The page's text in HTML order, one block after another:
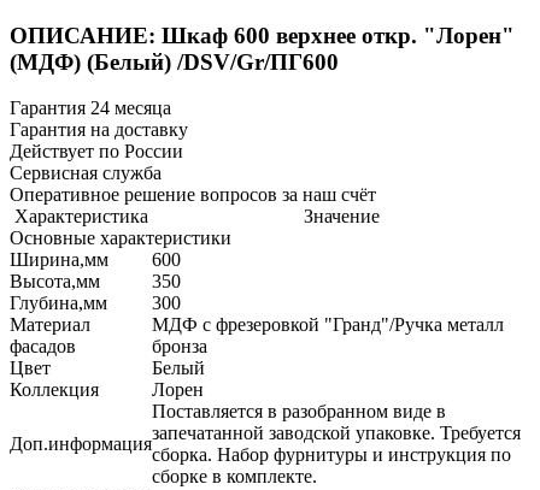
ОПИСАНИЕ: Шкаф 600 верхнее откр. "Лорен"
(МДФ) (Белый) /DSV/Gr/ПГ600
Гарантия 24 месяца
Гарантия на доставку
Действует по России
Сервисная служба
Оперативное решение вопросов за наш счёт
Характеристика
Значение
Основные характеристики
Ширина,мм
600
Высота,мм
350
Глубина,мм
300
Материал
фасадов
МДФ с фрезеровкой "Гранд"/Ручка металл
бронза
Цвет
Белый
Коллекция
Лорен
Доп.информация
Поставляется в разобранном виде в
запечатанной заводской упаковке. Требуется
сборка. Набор фурнитуры и инструкция по
сборке в комплекте.